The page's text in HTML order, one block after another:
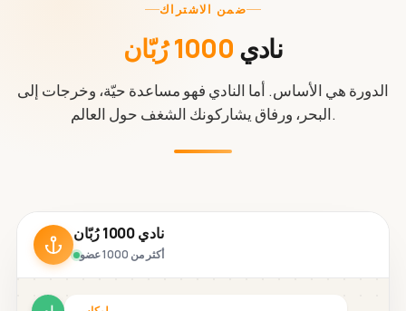
ضمن الاشتراك
نادي 1000 رُبّان
الدورة هي الأساس. أما النادي فهو مساعدة حيّة، وخرجات إلى
البحر، ورفاق يشاركونك الشغف حول العالم.
نادي 1000 رُبّان
أكثر من 1000 عضو